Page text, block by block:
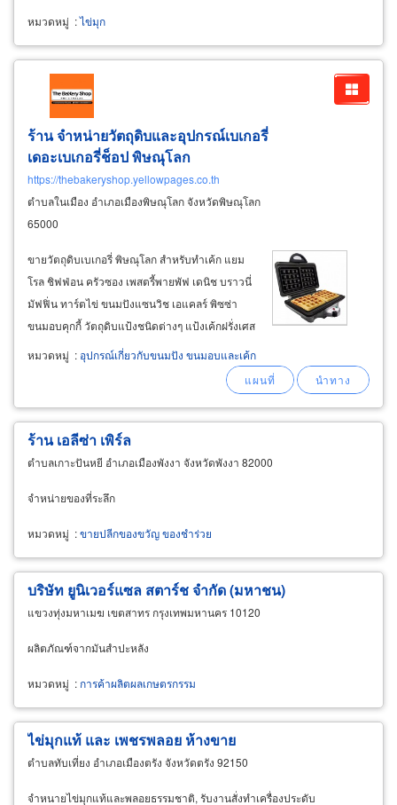
หมวดหมู่ :ไข่มุก
ร้าน จำหน่ายวัตถุดิบและอุปกรณ์เบเกอรี่
เดอะเบเกอรี่ช็อป พิษณุโลก
https://thebakeryshop.yellowpages.co.th
ตำบลในเมือง อำเภอเมืองพิษณุโลก จังหวัดพิษณุโลก
65000
ขายวัตถุดิบเบเกอรี่ พิษณุโลก สำหรับทำเค้ก แยม
โรล ชิฟฟ่อน ครัวซอง เพสตรี้พายพัฟ เดนิช บราวนี่
มัฟฟิ่น ทาร์ตไข่ ขนมปังแซนวิช เอแคลร์ พิซซ่า
ขนมอบคุกกี้ วัตถุดิบแป้งชนิดต่างๆ แป้งเค้กฝรั่งเศส
t45, t55, แป้งไรย์ t170 แป้งขนมปังญี่ปุ่น แป้ง
ขนมปังเกาหลี แป้งมะพร้าว แป้งทอดทำขนม ยีสต์
หมวดหมู่ : อุปกรณ์เกี่ยวกับขนมปัง ขนมอบและเค้ก
ร้าน เอลีซ่า เพิร์ล
ตำบลเกาะปันหยี อำเภอเมืองพังงา จังหวัดพังงา 82000
จำหน่ายของที่ระลึก
หมวดหมู่ :ขายปลีกของขวัญ ของชำร่วย
บริษัท ยูนิเวอร์แซล สตาร์ช จำกัด (มหาชน)
แขวงทุ่งมหาเมฆ เขตสาทร กรุงเทพมหานคร 10120
ผลิตภัณฑ์จากมันสำปะหลัง
หมวดหมู่ : การค้าผลิตผลเกษตรกรรม
ไข่มุกแท้ และ เพชรพลอย ห้างขาย
ตำบลทับเที่ยง อำเภอเมืองตรัง จังหวัดตรัง 92150
จำหนายไข่มุกแท้และพลอยธรรมชาติ, รับงานสั่งทำเครื่องประดับ